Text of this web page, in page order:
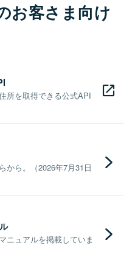
お客さま向け
所を取得できる公式API
から。（2026年7月31日
ニュアルを掲載していま